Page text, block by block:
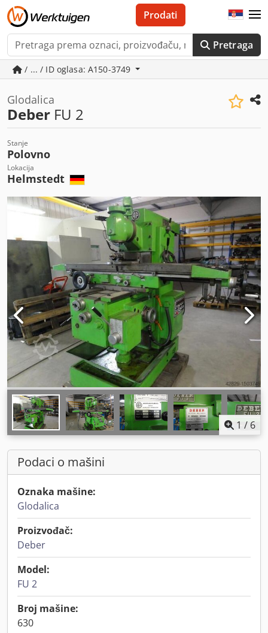
Pretraga
Prodati
/ ... / ID oglasa: A150-3749
Glodalica
Deber FU 2
Stanje
Polovno
Lokacija
Helmstedt
1 /6
Podaci o mašini
Oznaka mašine:
Glodalica
Proizvođač:
Deber
Model:
FU 2
Broj mašine:
630